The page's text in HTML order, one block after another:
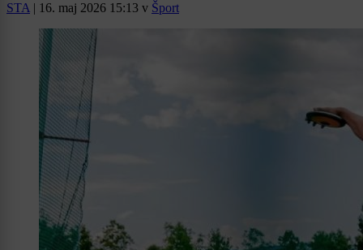
STA | 16. maj 2026 15:13 v Šport